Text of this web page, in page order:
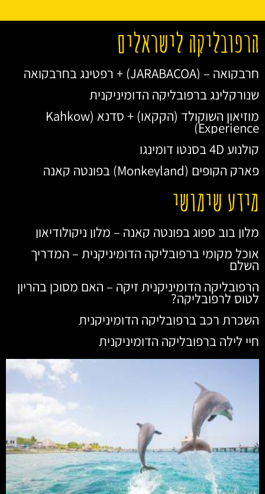
הרפובליקה לישראלים
חרבקואה – (JARABACOA) + רפטינג בחרבקואה
שנורקלינג ברפובליקה הדומיניקנית
מוזיאון השוקולד (הקקאו) + סדנא (Kahkow
Experience)
קולנוע 4D בסנטו דומינגו
פארק הקופים (Monkeyland) בפונטה קאנה
מידע שימושי
מלון בוב ספוג בפונטה קאנה – מלון ניקולודיאון
אוכל מקומי ברפובליקה הדומיניקנית – המדריך
השלם
הרפובליקה הדומיניקנית זיקה – האם מסוכן בהריון
לטוס לרפובליקה?
השכרת רכב ברפובליקה הדומיניקנית
חיי לילה ברפובליקה הדומיניקנית